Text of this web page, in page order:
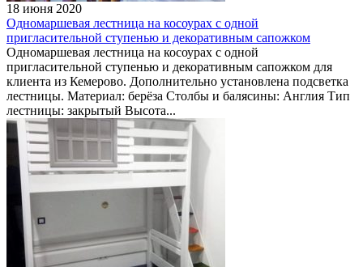
18 июня 2020
Одномаршевая лестница на косоурах с одной
пригласительной ступенью и декоративным сапожком
Одномаршевая лестница на косоурах с одной
пригласительной ступенью и декоративным сапожком для
клиента из Кемерово. Дополнительно установлена подсветка
лестницы. Материал: берёза Столбы и балясины: Англия Тип
лестницы: закрытый Высота...